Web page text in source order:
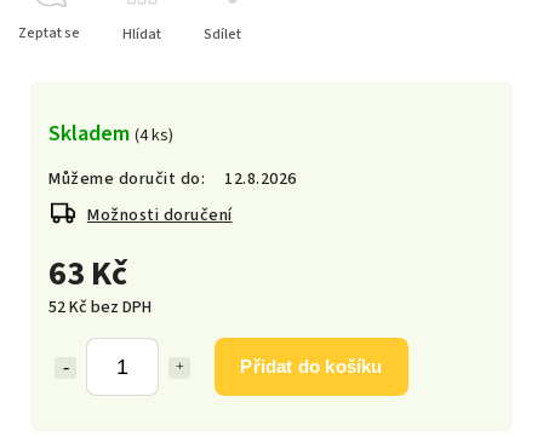
63 Kč
52 Kč bez DPH
Přidat do košíku
Skladem (4 ks)
Můžeme doručit do:
12.8.2026
Možnosti doručení
Zeptat se Hlídat Sdílet